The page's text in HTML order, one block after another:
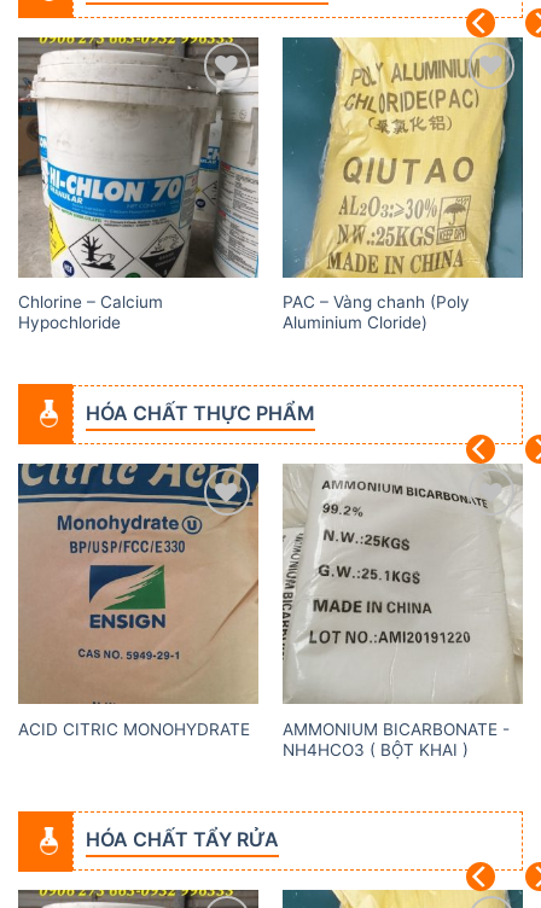
Add to
wishlist
Chlorine – Calcium
Hypochloride
Add to
wishlist
PAC – Vàng chanh (Poly
Aluminium Cloride)
HÓA CHẤT THỰC PHẨM
Add to
ACID CITRIC MONOHYDRATE
Add to
AMMONIUM BICARBONATE -
NH4HCO3 ( BỘT KHAI )
HÓA CHẤT TẨY RỬA